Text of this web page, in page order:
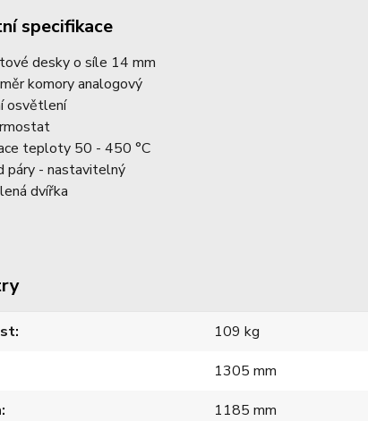
specifikace
desky o síle 14 mm
komory analogový
osvětlení
teploty 50 - 450 °C
páry - nastavitelný
dvířka
109 kg
1305 mm
1185 mm